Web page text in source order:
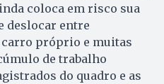
coloca em risco sua
deslocar entre
carro próprio e muitas
de trabalho
do quadro e as